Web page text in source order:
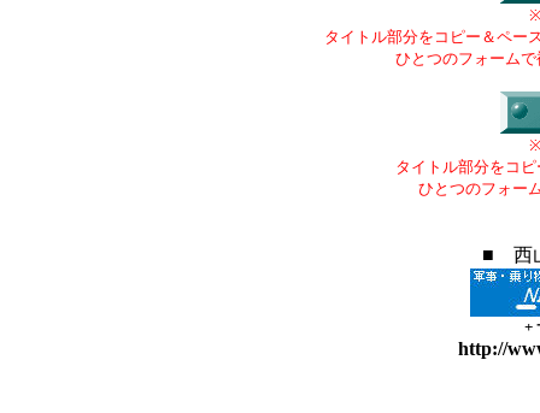
タイトル部分をコピー＆ペー
ひとつのフォーム
タイトル部分をコ
ひとつのフォー
■ 西
+
http://